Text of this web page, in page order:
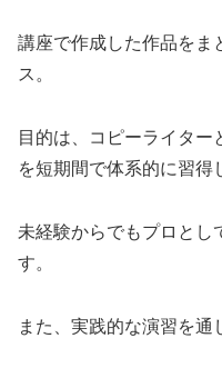
講座で作成した作品をま
ス。
目的は、コピーライタ
を短期間で体系的に習得
未経験からでもプロとし
す。
また、実践的な演習を通